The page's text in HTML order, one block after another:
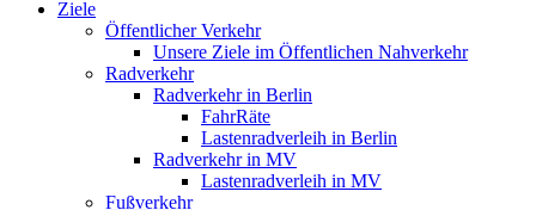
Ziele
Öffentlicher Verkehr
Unsere Ziele im Öffentlichen Nahverkehr
Radverkehr
Radverkehr in Berlin
FahrRäte
Lastenradverleih in Berlin
Radverkehr in MV
Lastenradverleih in MV
Fußverkehr